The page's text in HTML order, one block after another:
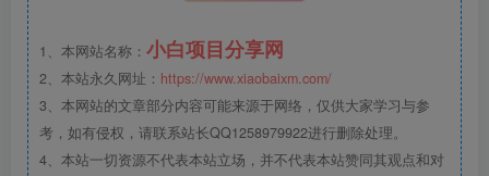
1、本网站名称： 小白项目分享网
2、本站永久网址： https://www.xiaobaixm.com/
3、本网站的文章部分内容可能来源于网络，仅供大家学习与参
考，如有侵权，请联系站长QQ1258979922进行删除处理。
4、本站一切资源不代表本站立场，并不代表本站赞同其观点和对